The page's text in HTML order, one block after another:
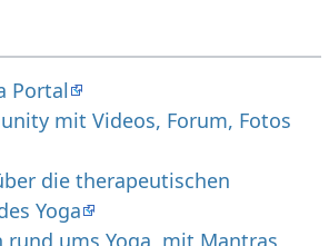
Portal
mit Videos, Forum, Fotos
die therapeutischen
Yoga
rund ums Yoga, mit Mantras